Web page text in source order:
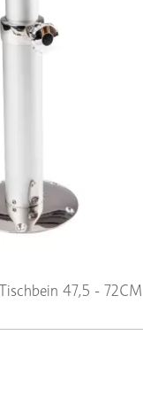
47,5 - 72CM